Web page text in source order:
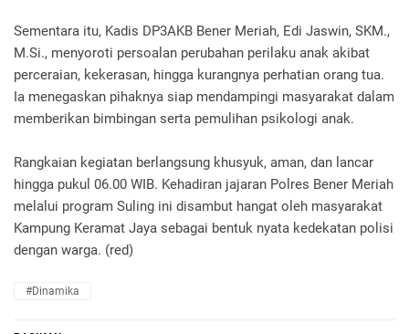
Sementara itu, Kadis DP3AKB Bener Meriah, Edi Jaswin, SKM.,
M.Si., menyoroti persoalan perubahan perilaku anak akibat
perceraian, kekerasan, hingga kurangnya perhatian orang tua.
Ia menegaskan pihaknya siap mendampingi masyarakat dalam
memberikan bimbingan serta pemulihan psikologi anak.
Rangkaian kegiatan berlangsung khusyuk, aman, dan lancar
hingga pukul 06.00 WIB. Kehadiran jajaran Polres Bener Meriah
melalui program Suling ini disambut hangat oleh masyarakat
Kampung Keramat Jaya sebagai bentuk nyata kedekatan polisi
dengan warga. (red)
#Dinamika